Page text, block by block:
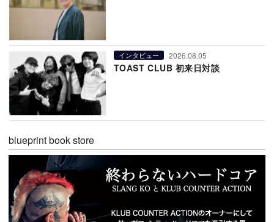
インタビュー 2026.08.05
TOAST CLUB 初来日対談
blueprint book store